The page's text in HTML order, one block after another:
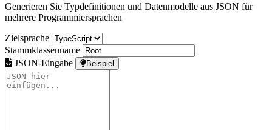
Generieren Sie Typdefinitionen und Datenmodelle aus JSON für
mehrere Programmiersprachen
Zielsprache
Stammklassenname
JSON-Eingabe
Beispiel